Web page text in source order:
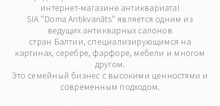
интернет-магазине антиквариата!
SIA "Doma Antikvariāts" является одним из
ведущих антикварных салонов
стран Балтии, специализирующимся на
картинах, серебре, фарфоре, мебели и многом
другом.
Это семейный бизнес с высокими ценностями и
современным подходом.